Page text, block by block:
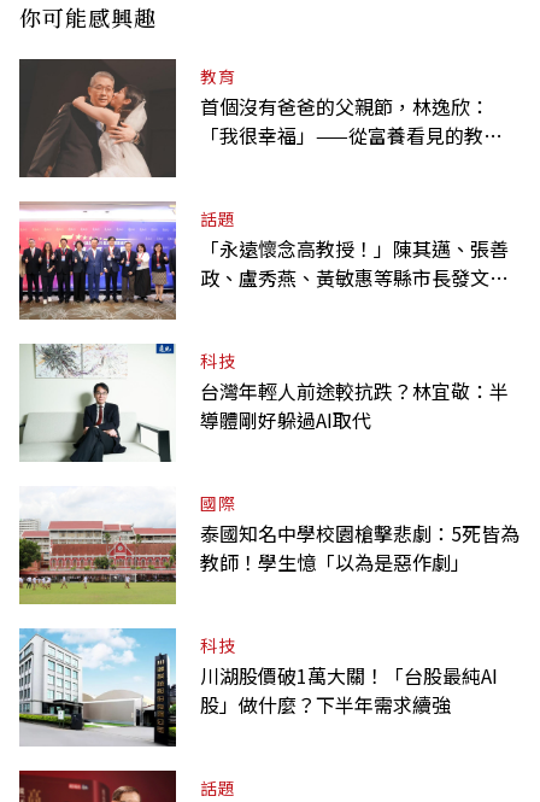
你可能感興趣
教育
首個沒有爸爸的父親節，林逸欣：
「我很幸福」——從富養看見的教養
話題
「永遠懷念高教授！」陳其邁、張善
政、盧秀燕、黃敏惠等縣市長發文弔
科技
台灣年輕人前途較抗跌？林宜敬：半
導體剛好躲過AI取代
國際
泰國知名中學校園槍擊悲劇：5死皆為
教師！學生憶「以為是惡作劇」
科技
川湖股價破1萬大關！「台股最純AI
股」做什麼？下半年需求續強
話題